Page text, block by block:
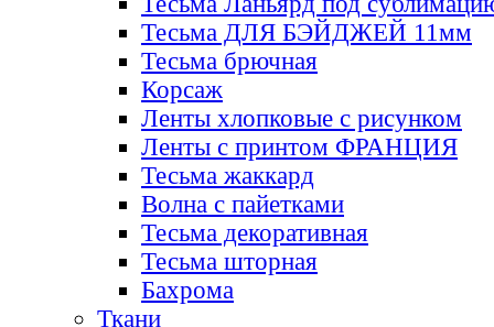
Тесьма ДЛЯ БЭЙДЖЕЙ 11мм
Тесьма брючная
Корсаж
Ленты хлопковые с рисунком
Ленты с принтом ФРАНЦИЯ
Тесьма жаккард
Волна с пайетками
Тесьма декоративная
Тесьма шторная
Бахрома
Ткани